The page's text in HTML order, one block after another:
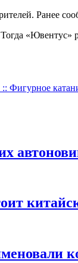
Ранее
:: Фигурное